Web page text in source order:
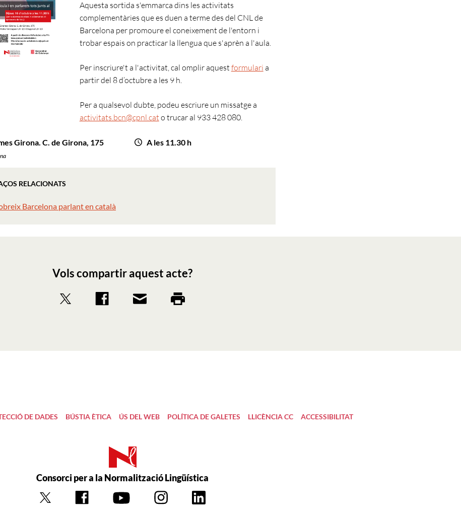
Aquesta sortida s'emmarca dins les activitats
complementàries que es duen a terme des del CNL de
Barcelona per promoure el coneixement de l'entorn i
trobar espais on practicar la llengua que s'aprèn a l'aula.
Per inscriure't a l'activitat, cal omplir aquest formulari a
partir del 8 d’octubre a les 9 h.
Per a qualsevol dubte, podeu escriure un missatge a
activitats.bcn@cpnl.cat o trucar al 933 428 080.
Girona. C. de Girona, 175 A les 11.30 h
RELACIONATS
Barcelona parlant en català
Vols compartir aquest acte?
DE DADES BÚSTIA ÈTICA ÚS DEL WEB POLÍTICA DE GALETES LLICÈNCIA CC ACCESSIBILITAT
Consorci per a la Normalització Lingüística